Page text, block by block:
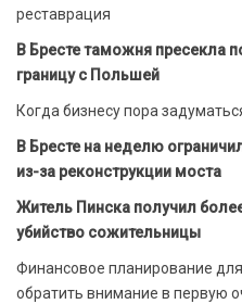
реставрация
В Бресте таможня пресекла
границу с Польшей
Когда бизнесу пора
В Бресте на неделю
из-за реконструкции моста
Житель Пинска получил
убийство сожительницы
Финансовое планирование
обратить внимание в первую